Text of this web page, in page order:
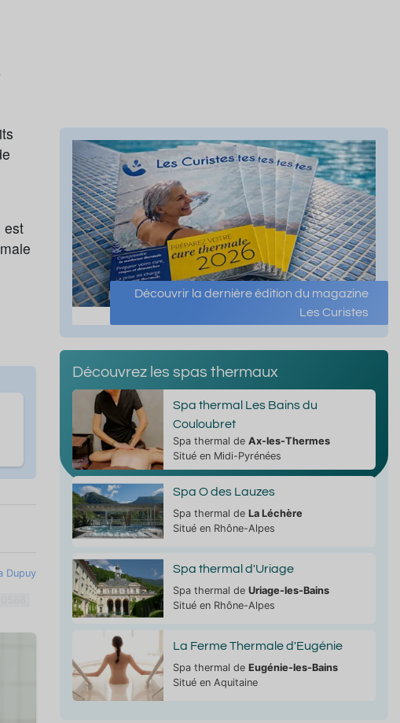
est
Dupuy
Découvrir la dernière édition du magazine
Les Curistes
Découvrez les spas thermaux
Spa thermal Les Bains du
Couloubret
Spa thermal de Ax-les-Thermes
Situé en Midi-Pyrénées
Spa O des Lauzes
Spa thermal de La Léchère
Situé en Rhône-Alpes
Spa thermal d'Uriage
Spa thermal de Uriage-les-Bains
Situé en Rhône-Alpes
La Ferme Thermale d'Eugénie
Spa thermal de Eugénie-les-Bains
Situé en Aquitaine